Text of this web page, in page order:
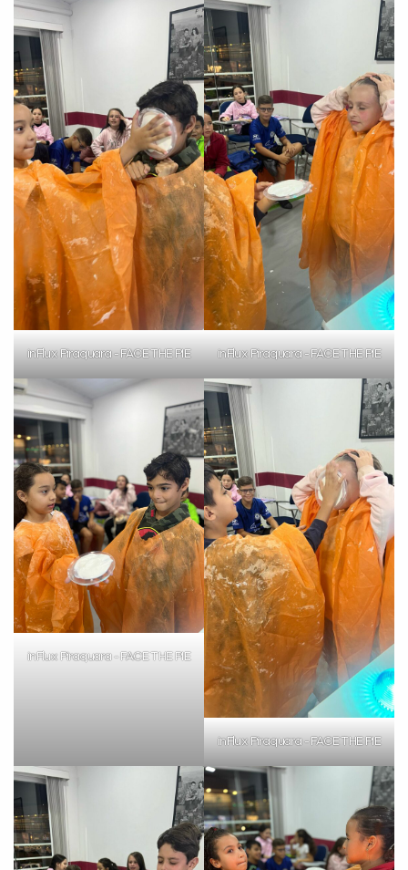
inFlux Piraquara - FACE THE PIE inFlux Piraquara - FACE THE PIE
inFlux Piraquara - FACE THE PIE
inFlux Piraquara - FACE THE PIE